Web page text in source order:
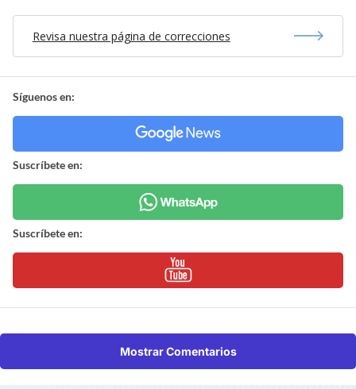
Revisa nuestra página de correcciones
Síguenos en:
Suscríbete en:
Suscríbete en:
Mostrar Comentarios